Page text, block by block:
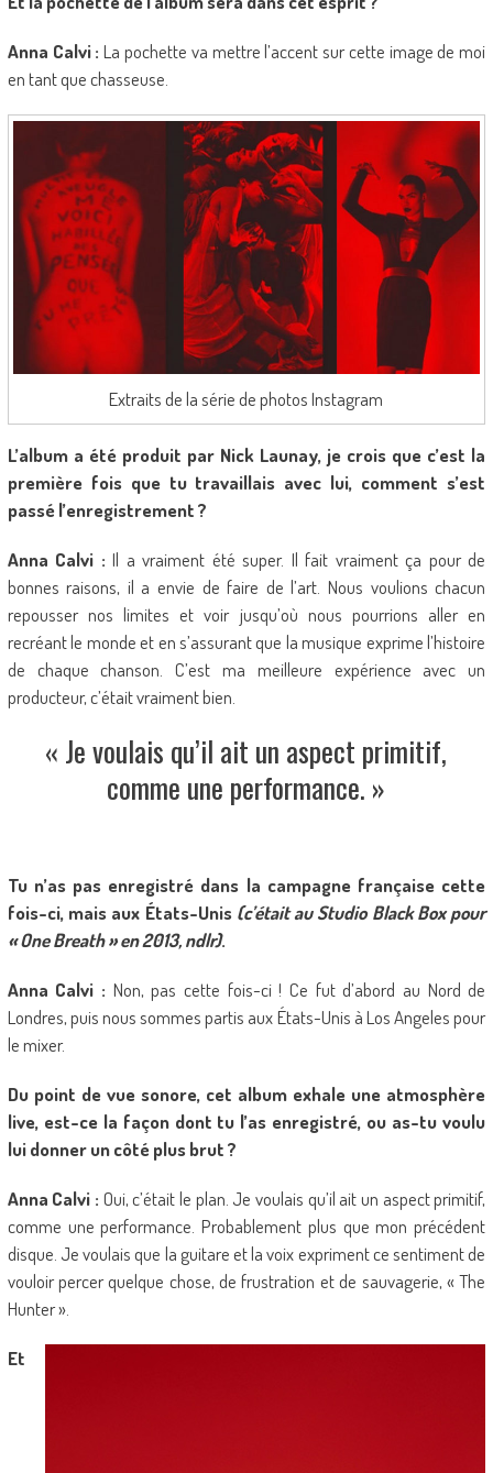
Anna Calvi : La pochette va mettre l’accent sur cette image de moi
en tant que chasseuse.
Extraits de la série de photos Instagram
L’album a été produit par Nick Launay, je crois que c’est la
première fois que tu travaillais avec lui, comment s’est
passé l’enregistrement ?
Anna Calvi : Il a vraiment été super. Il fait vraiment ça pour de
bonnes raisons, il a envie de faire de l’art. Nous voulions chacun
repousser nos limites et voir jusqu’où nous pourrions aller en
recréant le monde et en s’assurant que la musique exprime l’histoire
de chaque chanson. C’est ma meilleure expérience avec un
producteur, c’était vraiment bien.
« Je voulais qu’il ait un aspect primitif,
comme une performance. »
Tu n’as pas enregistré dans la campagne française cette
fois-ci, mais aux États-Unis (c’était au Studio Black Box pour
« One Breath » en 2013, ndlr).
Anna Calvi : Non, pas cette fois-ci ! Ce fut d’abord au Nord de
Londres, puis nous sommes partis aux États-Unis à Los Angeles pour
le mixer.
Du point de vue sonore, cet album exhale une atmosphère
live, est-ce la façon dont tu l’as enregistré, ou as-tu voulu
lui donner un côté plus brut ?
Anna Calvi : Oui, c’était le plan. Je voulais qu’il ait un aspect primitif,
comme une performance. Probablement plus que mon précédent
disque. Je voulais que la guitare et la voix expriment ce sentiment de
vouloir percer quelque chose, de frustration et de sauvagerie, « The
Hunter ».
Et